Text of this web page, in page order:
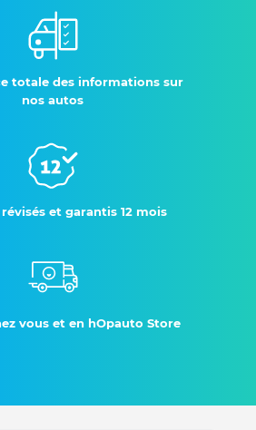
totale des informations sur
nos autos
et garantis 12 mois
vous et en hOpauto Store